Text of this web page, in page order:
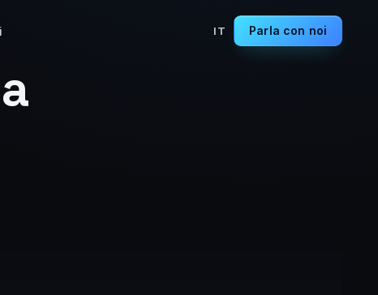
IT Parla con noi